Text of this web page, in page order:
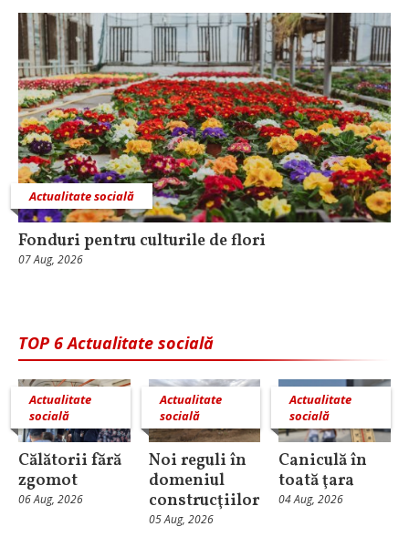
Actualitate socială
Fonduri pentru culturile de flori
07 Aug, 2026
TOP 6 Actualitate socială
Actualitate
socială
Călătorii fără
zgomot
06 Aug, 2026
Actualitate
socială
Noi reguli în
domeniul
construcţiilor
05 Aug, 2026
Actualitate
socială
Caniculă în
toată ţara
04 Aug, 2026